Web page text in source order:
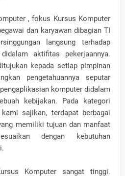
, fokus Kursus Komputer
dan karyawan dibagian TI
langsung terhadap
aktifitas pekerjaannya.
kepada setiap pimpinan
pengetahuannya seputar
komputer didalam
kebijakan. Pada kategori
sajikan, terdapat berbagai
memiliki tujuan dan manfaat
dengan kebutuhan
Komputer sangat tinggi.